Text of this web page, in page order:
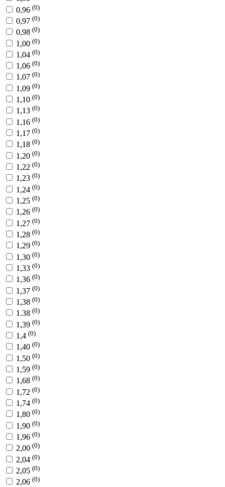
0,96 (0)
0,97 (0)
0,98 (0)
1,00 (0)
1,04 (0)
1,06 (0)
1,07 (0)
1,09 (0)
1,10 (0)
1,13 (0)
1,16 (0)
1,17 (0)
1,18 (0)
1,20 (0)
1,22 (0)
1,23 (0)
1,24 (0)
1,25 (0)
1,26 (0)
1,27 (0)
1,28 (0)
1,29 (0)
1,30 (0)
1,33 (0)
1,36 (0)
1,37 (0)
1,38 (0)
1.38 (0)
1,39 (0)
1,4 (0)
1,40 (0)
1,50 (0)
1,59 (0)
1,68 (0)
1,72 (0)
1,74 (0)
1,80 (0)
1,90 (0)
1,96 (0)
2,00 (0)
2,04 (0)
2,05 (0)
2,06 (0)